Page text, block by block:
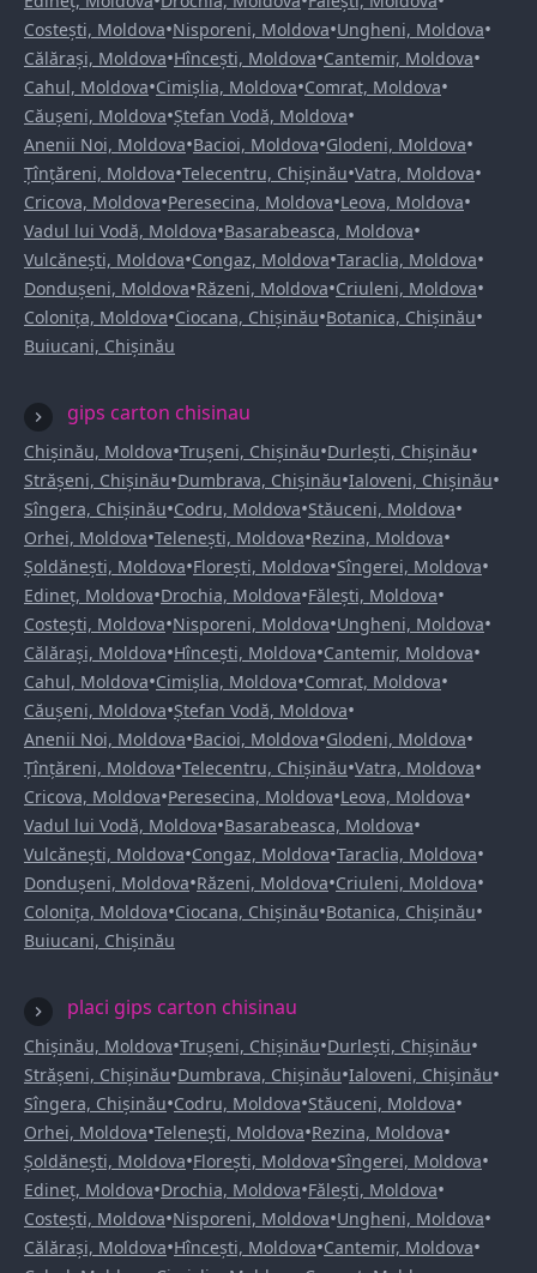
Costești, Moldova•Nisporeni, Moldova•Ungheni, Moldova•
Călărași, Moldova•Hîncești, Moldova•Cantemir, Moldova•
Cahul, Moldova•Cimișlia, Moldova•Comrat, Moldova•
Căușeni, Moldova•Ștefan Vodă, Moldova•
Anenii Noi, Moldova•Bacioi, Moldova•Glodeni, Moldova•
Țînțăreni, Moldova•Telecentru, Chișinău•Vatra, Moldova•
Cricova, Moldova•Peresecina, Moldova•Leova, Moldova•
Vadul lui Vodă, Moldova•Basarabeasca, Moldova•
Vulcănești, Moldova•Congaz, Moldova•Taraclia, Moldova•
Dondușeni, Moldova•Răzeni, Moldova•Criuleni, Moldova•
Colonița, Moldova•Ciocana, Chișinău•Botanica, Chișinău•
Buiucani, Chișinău
gips carton chisinau
Chișinău, Moldova•Trușeni, Chișinău•Durlești, Chișinău•
Strășeni, Chișinău•Dumbrava, Chișinău•Ialoveni, Chișinău•
Sîngera, Chișinău•Codru, Moldova•Stăuceni, Moldova•
Orhei, Moldova•Telenești, Moldova•Rezina, Moldova•
Șoldănești, Moldova•Florești, Moldova•Sîngerei, Moldova•
Edineț, Moldova•Drochia, Moldova•Fălești, Moldova•
Costești, Moldova•Nisporeni, Moldova•Ungheni, Moldova•
Călărași, Moldova•Hîncești, Moldova•Cantemir, Moldova•
Cahul, Moldova•Cimișlia, Moldova•Comrat, Moldova•
Căușeni, Moldova•Ștefan Vodă, Moldova•
Anenii Noi, Moldova•Bacioi, Moldova•Glodeni, Moldova•
Țînțăreni, Moldova•Telecentru, Chișinău•Vatra, Moldova•
Cricova, Moldova•Peresecina, Moldova•Leova, Moldova•
Vadul lui Vodă, Moldova•Basarabeasca, Moldova•
Vulcănești, Moldova•Congaz, Moldova•Taraclia, Moldova•
Dondușeni, Moldova•Răzeni, Moldova•Criuleni, Moldova•
Colonița, Moldova•Ciocana, Chișinău•Botanica, Chișinău•
Buiucani, Chișinău
placi gips carton chisinau
Chișinău, Moldova•Trușeni, Chișinău•Durlești, Chișinău•
Strășeni, Chișinău•Dumbrava, Chișinău•Ialoveni, Chișinău•
Sîngera, Chișinău•Codru, Moldova•Stăuceni, Moldova•
Orhei, Moldova•Telenești, Moldova•Rezina, Moldova•
Șoldănești, Moldova•Florești, Moldova•Sîngerei, Moldova•
Edineț, Moldova•Drochia, Moldova•Fălești, Moldova•
Costești, Moldova•Nisporeni, Moldova•Ungheni, Moldova•
Călărași, Moldova•Hîncești, Moldova•Cantemir, Moldova•